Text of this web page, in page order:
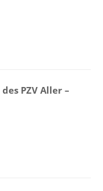
PZV Aller –